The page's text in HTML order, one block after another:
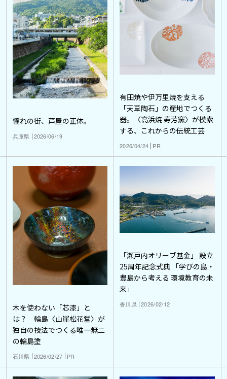
憧れの街、芦屋の正体。
兵庫県 2026/06/19
有田焼や伊万里焼を支える
「天草陶石」の産地でつくる
器。〈高浜焼 寿芳窯〉が模索
する、これからの伝統工芸
2026/04/24 PR
木を使わない「芯漆」と
は？ 輪島〈山崖松花堂〉が
独自の技法でつくる唯一無二
の輪島塗
石川県 2026/02/27 PR
「瀬戸内オリーブ基金」 設立
25周年記念式典 「学びの島・
豊島から考える 環境教育の未
来」
香川県 2026/02/12